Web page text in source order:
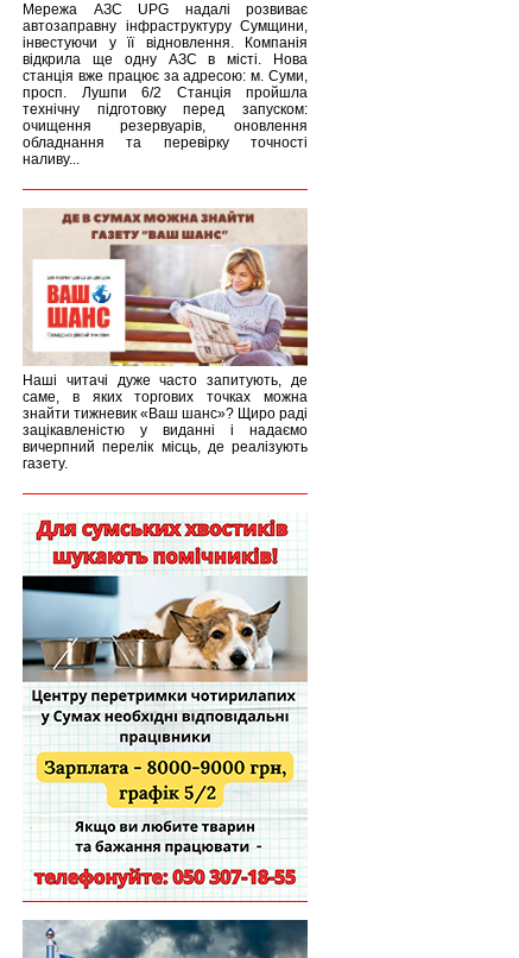
Мережа АЗС UPG надалі розвиває
автозаправну інфраструктуру Сумщини,
інвестуючи у її відновлення. Компанія
відкрила ще одну АЗС в місті. Нова
станція вже працює за адресою: м. Суми,
просп. Лушпи 6/2 Станція пройшла
технічну підготовку перед запуском:
очищення резервуарів, оновлення
обладнання та перевірку точності
наливу...
Наші читачі дуже часто запитують, де
саме, в яких торгових точках можна
знайти тижневик «Ваш шанс»? Щиро раді
зацікавленістю у виданні і надаємо
вичерпний перелік місць, де реалізують
газету.